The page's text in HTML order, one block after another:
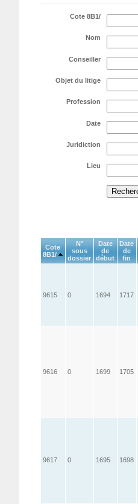
Cote 8B1/
Nom
Conseiller
Objet du litige
Profession
Date
Juridiction
Lieu
Cote
8B1/
N°
sous
dossier
Date
de
début
Date
de
fin
9615 0 1694 1717
9616 0 1699 1705
9617 0 1695 1698